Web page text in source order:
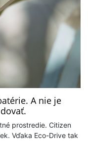
A nie je
prostredie. Citizen
Vďaka Eco-Drive tak